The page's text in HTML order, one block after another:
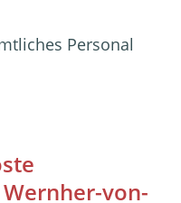
Personal
von-